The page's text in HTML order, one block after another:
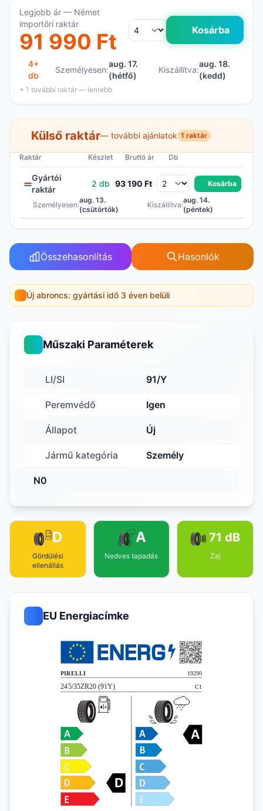
Legjobb ár — Német
importőri raktár
91 990 Ft Kosárba
4+
db
Személyesen:
aug. 17.
(hétfő)
Kiszállítva:
aug. 18.
(kedd)
+ 1 további raktár — lentebb
Külső raktár— további ajánlatok 1 raktár
Raktár Készlet Bruttó ár Db
Gyártói
raktár
2 db 93 190 Ft Kosárba
Személyesen:
aug. 13.
(csütörtök)
Kiszállítva:
aug. 14.
(péntek)
Összehasonlítás Hasonlók
Új abroncs: gyártási idő 3 éven belüli
Műszaki Paraméterek
LI/SI 91/Y
Peremvédő Igen
Állapot Új
Jármű kategória Személy
N0
D
Gördülési
ellenállás
A
Nedves tapadás
71 dB
Zaj
EU Energiacímke